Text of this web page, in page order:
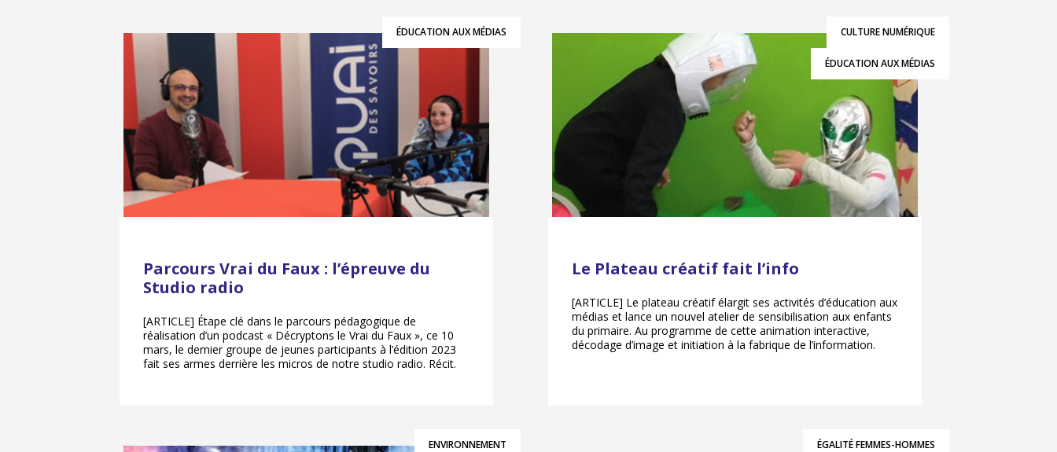
ÉDUCATION AUX MÉDIAS
Parcours Vrai du Faux : l’épreuve du
Studio radio
[ARTICLE] Étape clé dans le parcours pédagogique de
réalisation d’un podcast « Décryptons le Vrai du Faux », ce 10
mars, le dernier groupe de jeunes participants à l’édition 2023
fait ses armes derrière les micros de notre studio radio. Récit.
CULTURE NUMÉRIQUE
ÉDUCATION AUX MÉDIAS
Le Plateau créatif fait l’info
[ARTICLE] Le plateau créatif élargit ses activités d’éducation aux
médias et lance un nouvel atelier de sensibilisation aux enfants
du primaire. Au programme de cette animation interactive,
décodage d’image et initiation à la fabrique de l’information.
ENVIRONNEMENT ÉGALITÉ FEMMES-HOMMES